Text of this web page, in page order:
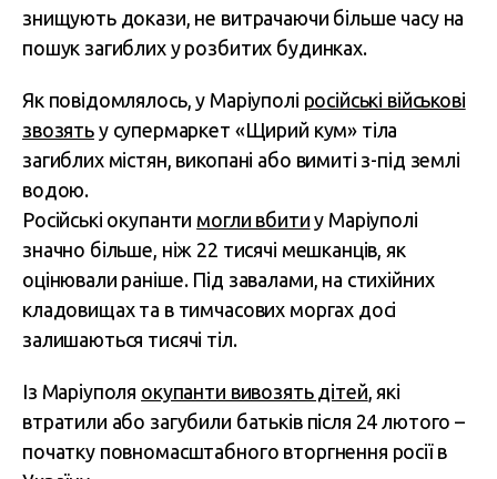
знищують докази, не витрачаючи більше часу на
пошук загиблих у розбитих будинках.
Як повідомлялось, у Маріуполі російські військові
звозятьу супермаркет «Щирий кум» тіла
загиблих містян, викопані або вимиті з-під землі
водою.
Російські окупанти могли вбити у Маріуполі
значно більше, ніж 22 тисячі мешканців, як
оцінювали раніше. Під завалами, на стихійних
кладовищах та в тимчасових моргах досі
залишаються тисячі тіл.
Із Маріуполя окупанти вивозять дітей, які
втратили або загубили батьків після 24 лютого –
початку повномасштабного вторгнення росії в